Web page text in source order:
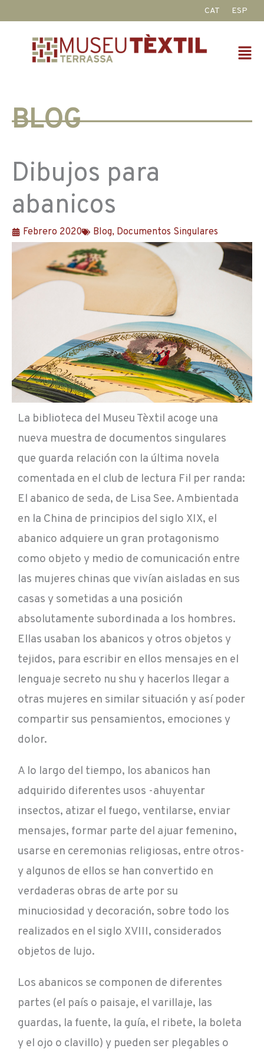
contenido
CAT ESP
BLOG
Dibujos para
abanicos
Febrero 2020 Blog, Documentos Singulares
La biblioteca del Museu Tèxtil acoge una
nueva muestra de documentos singulares
que guarda relación con la última novela
comentada en el club de lectura Fil per randa:
El abanico de seda, de Lisa See. Ambientada
en la China de principios del siglo XIX, el
abanico adquiere un gran protagonismo
como objeto y medio de comunicación entre
las mujeres chinas que vivían aisladas en sus
casas y sometidas a una posición
absolutamente subordinada a los hombres.
Ellas usaban los abanicos y otros objetos y
tejidos, para escribir en ellos mensajes en el
lenguaje secreto nu shu y hacerlos llegar a
otras mujeres en similar situación y así poder
compartir sus pensamientos, emociones y
dolor.
A lo largo del tiempo, los abanicos han
adquirido diferentes usos -ahuyentar
insectos, atizar el fuego, ventilarse, enviar
mensajes, formar parte del ajuar femenino,
usarse en ceremonias religiosas, entre otros-
y algunos de ellos se han convertido en
verdaderas obras de arte por su
minuciosidad y decoración, sobre todo los
realizados en el siglo XVIII, considerados
objetos de lujo.
Los abanicos se componen de diferentes
partes (el país o paisaje, el varillaje, las
guardas, la fuente, la guía, el ribete, la boleta
y el ojo o clavillo) y pueden ser plegables o